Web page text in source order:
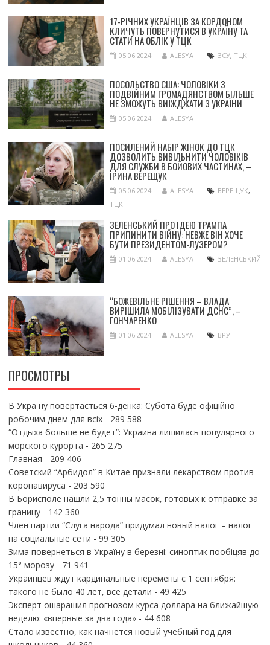
17-РІЧНИХ УКРАЇНЦІВ ЗА КОРДОНОМ
КЛИЧУТЬ ПОВЕРНУТИСЯ В УКРАЇНУ ТА
СТАТИ НА ОБЛІК У ТЦК
05.06.2024 ALESYA ЗСУ, ТЦК
ПОСОЛЬСТВО США: ЧОЛОВІКИ З
ПОДВІЙНИМ ГРОМАДЯНСТВОМ БІЛЬШЕ
НЕ ЗМОЖУТЬ ВИЇЖДЖАТИ З УКРАЇНИ
05.06.2024 ALESYA
ПОСИЛЕНИЙ НАБІР ЖІНОК ДО ТЦК
ДОЗВОЛИТЬ ВИВІЛЬНИТИ ЧОЛОВІКІВ
ДЛЯ СЛУЖБИ В БОЙОВИХ ЧАСТИНАХ, –
ІРИНА ВЕРЕЩУК
05.06.2024 ALESYA ВЕРЕЩУК,
ТЦК
ЗЕЛЕНСЬКИЙ ПРО ІДЕЮ ТРАМПА
ПРИПИНИТИ ВІЙНУ: НЕВЖЕ ВІН ХОЧЕ
БУТИ ПРЕЗИДЕНТОМ-ЛУЗЕРОМ?
01.06.2024 ALESYA ЗЕЛЕНСЬКИЙ
“БОЖЕВІЛЬНЕ РІШЕННЯ – ВЛАДА
ВИРІШИЛА МОБІЛІЗУВАТИ ДСНС”, –
ГОНЧАРЕНКО
01.06.2024 ALESYA ВРУ
ПРОСМОТРЫ
В Україну повертається 6-денка: Субота буде офіційно
робочим днем для всіх- 289 588
“Отдыха больше не будет”: Украина лишилась популярного
морского курорта - 265 275
Главная - 209 406
Советский “Арбидол” в Китае признали лекарством против
коронавируса - 203 590
В Борисполе нашли 2,5 тонны масок, готовых к отправке за
границу- 142 360
Член партии “Слуга народа” придумал новый налог – налог
на социальные сети - 99 305
Зима повернеться в Україну в березні: синоптик пообіцяв до
15° морозу- 71 941
Украинцев ждут кардинальные перемены с 1 сентября:
такого не было 40 лет, все детали - 49 425
Эксперт ошарашил прогнозом курса доллара на ближайшую
неделю: «впервые за два года»- 44 608
Стало известно, как начнется новый учебный год для